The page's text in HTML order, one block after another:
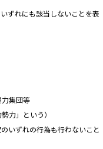
ずれにも該当しないことを表
集団等
力」という）
いずれの行為も行わないこと